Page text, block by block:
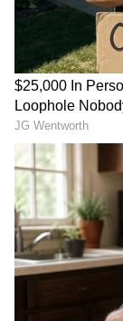
ಕ್ಲಿಕ್‌ನಲ್ಲಿ
ಆ್ಯಪ್
ಗಳನ್ನು